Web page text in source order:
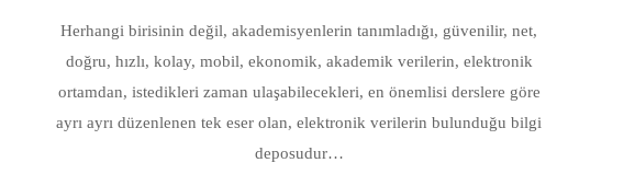
Herhangi birisinin değil, akademisyenlerin tanımladığı, güvenilir, net,
doğru, hızlı, kolay, mobil, ekonomik, akademik verilerin, elektronik
ortamdan, istedikleri zaman ulaşabilecekleri, en önemlisi derslere göre
ayrı ayrı düzenlenen tek eser olan, elektronik verilerin bulunduğu bilgi
deposudur…